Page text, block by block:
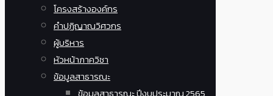
โครงสร้างองค์กร
คำปฏิญาณวิศวกร
ผู้บริหาร
หัวหน้าภาควิชา
ข้อมูลสาธารณะ